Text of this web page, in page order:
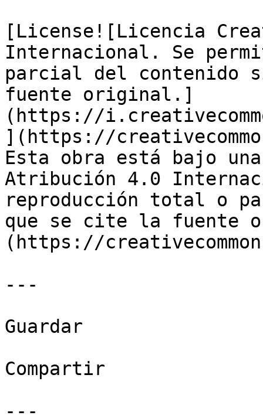
[License![Licencia
Internacional. Se
parcial del contenido
fuente original.]
(https://
](https://
Esta obra está bajo
Atribución 4.0
reproducción total o
que se cite la fuente
(https://
---
Guardar
Compartir
---